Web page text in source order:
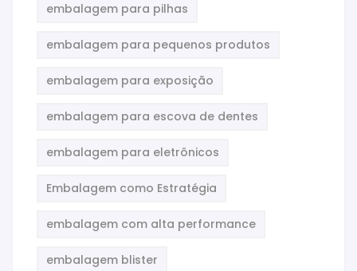
embalagem para pilhas
embalagem para pequenos produtos
embalagem para exposição
embalagem para escova de dentes
embalagem para eletrônicos
Embalagem como Estratégia
embalagem com alta performance
embalagem blister